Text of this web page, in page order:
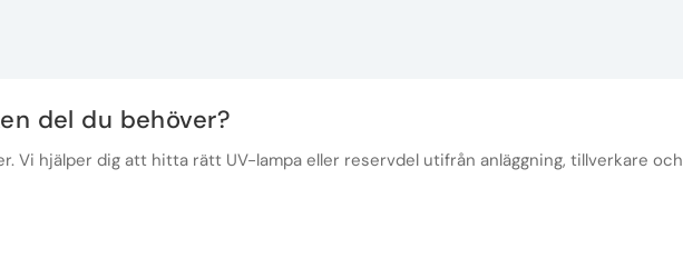
del du behöver?
Vi hjälper dig att hitta rätt UV-lampa eller reservdel utifrån anläggning, tillverkare och